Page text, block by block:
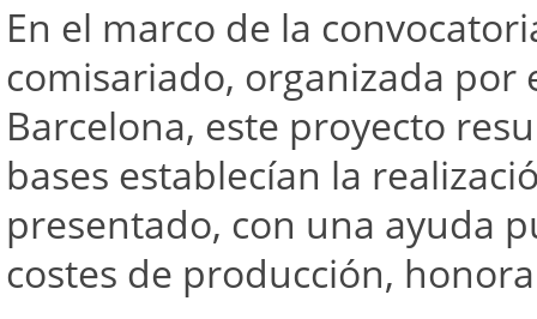
En el marco de la
comisariado, organizada por
Barcelona, este proyecto
bases establecían la
presentado, con una ayuda
costes de producción,